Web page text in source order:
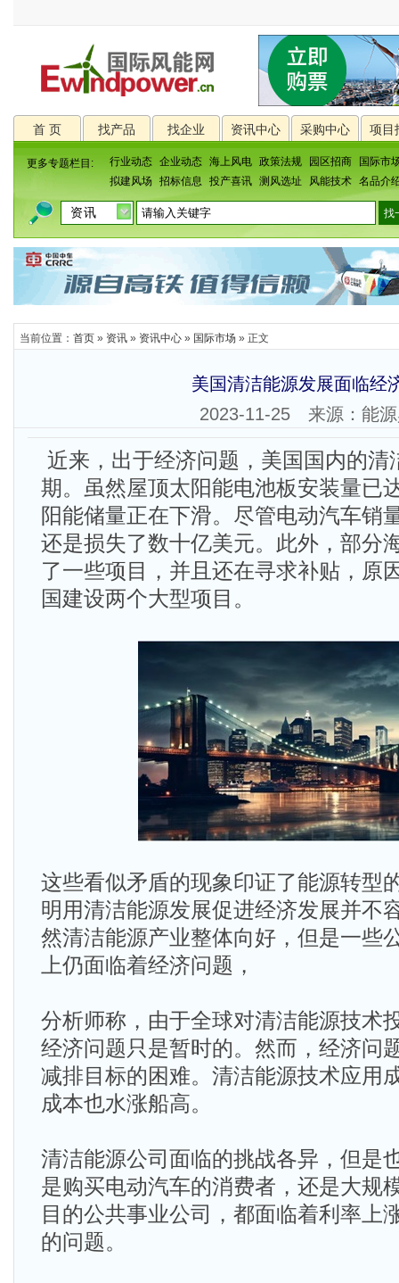
首 页 找产品 找企业 资讯中心 采购中心 项目
更多专题栏目: 行业动态 企业动态 海上风电 政策法规 园区招商
国际市
拟建风场
招标信息 投产喜讯 测风选址 风能技术 名品介
当前位置： 首页 » 资讯 » 资讯中心 » 国际市场 » 正文
美国清洁能源发展面临经
2023-11-25 来源：能
近来，出于经济问题，美国国内的清
期。虽然屋顶太阳能电池板安装量已
阳能储量正在下滑。尽管电动汽车销
还是损失了数十亿美元。此外，部分
了一些项目，并且还在寻求补贴，原
国建设两个大型项目。
这些看似矛盾的现象印证了能源转型
明用清洁能源发展促进经济发展并不
然清洁能源产业整体向好，但是一些
上仍面临着经济问题，
分析师称，由于全球对清洁能源技术
经济问题只是暂时的。然而，经济问
减排目标的困难。清洁能源技术应用
成本也水涨船高。
清洁能源公司面临的挑战各异，但是
是购买电动汽车的消费者，还是大规
目的公共事业公司，都面临着利率上
的问题。